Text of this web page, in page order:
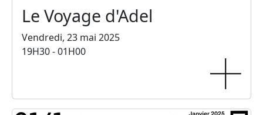
Le Voyage d'Adel
Vendredi, 23 mai 2025
19H30 - 01H00